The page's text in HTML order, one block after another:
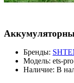
Бренды:
Модель: ets-pro
Наличие: В